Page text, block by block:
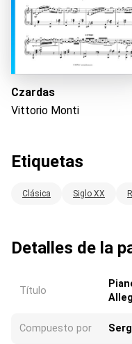
Czardas
Vittorio Monti
Etiquetas
Clásica Siglo XX
Detalles de la
Título
Compuesto por